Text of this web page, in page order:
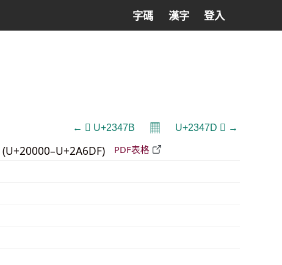
字碼 漢字 登入
← 𣑻 U+2347B 𝄜 U+2347D 𣑽 →
(U+20000–U+2A6DF) PDF表格